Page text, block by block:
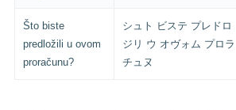
Što biste
predložili u ovom
proračunu?
シュト ビステ プレドロ
ジリ ウ オヴォム プロラ
チュヌ